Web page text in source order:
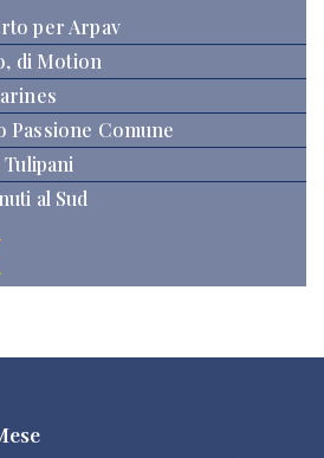
per Arpav
di Motion
Passione Comune
Tulipani
al Sud